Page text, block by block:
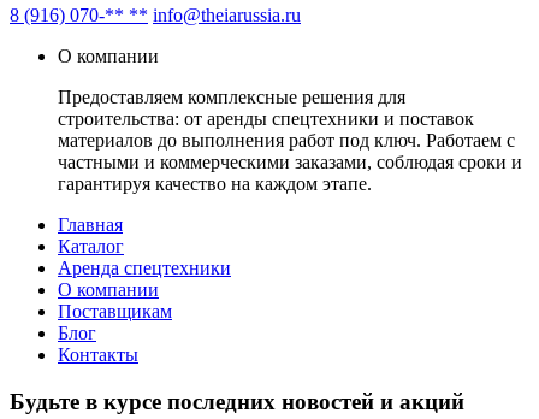
8 (916) 070-** ** info@theiarussia.ru
О компании
Предоставляем комплексные решения для
строительства: от аренды спецтехники и поставок
материалов до выполнения работ под ключ. Работаем с
частными и коммерческими заказами, соблюдая сроки и
гарантируя качество на каждом этапе.
Главная
Каталог
Аренда спецтехники
О компании
Поставщикам
Блог
Контакты
Будьте в курсе последних новостей и акций